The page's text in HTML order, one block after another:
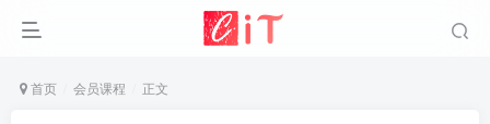
首页 会员课程 正文